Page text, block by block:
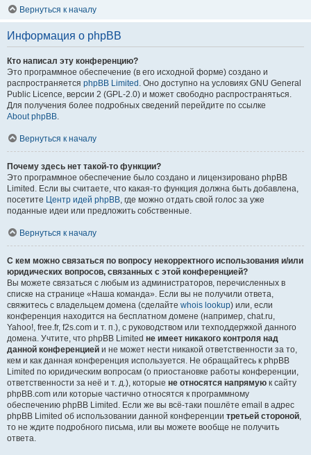
Вернуться к началу
Информация о phpBB
Кто написал эту конференцию?
Это программное обеспечение (в его исходной форме) создано и
распространяется phpBB Limited . Оно доступно на условиях GNU General
Public Licence, версии 2 (GPL-2.0) и может свободно распространяться.
Для получения более подробных сведений перейдите по ссылке
About phpBB.
Вернуться к началу
Почему здесь нет такой-то функции?
Это программное обеспечение было создано и лицензировано phpBB
Limited. Если вы считаете, что какая-то функция должна быть добавлена,
посетите Центр идей phpBB, где можно отдать свой голос за уже
поданные идеи или предложить собственные.
Вернуться к началу
С кем можно связаться по вопросу некорректного использования и/или
юридических вопросов, связанных с этой конференцией?
Вы можете связаться с любым из администраторов, перечисленных в
списке на странице «Наша команда». Если вы не получили ответа,
свяжитесь с владельцем домена (сделайте whois lookup) или, если
конференция находится на бесплатном домене (например, chat.ru,
Yahoo!, free.fr, f2s.com и т. п.), с руководством или техподдержкой данного
домена. Учтите, что phpBB Limited не имеет никакого контроля над
данной конференцией и не может нести никакой ответственности за то,
кем и как данная конференция используется. Не обращайтесь к phpBB
Limited по юридическим вопросам (о приостановке работы конференции,
ответственности за неё и т. д.), которые не относятся напрямую к сайту
phpBB.com или которые частично относятся к программному
обеспечению phpBB Limited. Если же вы всё-таки пошлёте email в адрес
phpBB Limited об использовании данной конференции третьей стороной,
то не ждите подробного письма, или вы можете вообще не получить
ответа.